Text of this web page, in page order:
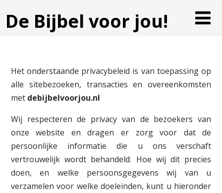
De Bijbel voor jou!
Het onderstaande privacybeleid is van toepassing op
alle sitebezoeken, transacties en overeenkomsten
met debijbelvoorjou.nl
Wij respecteren de privacy van de bezoekers van
onze website en dragen er zorg voor dat de
persoonlijke informatie die u ons verschaft
vertrouwelijk wordt behandeld. Hoe wij dit precies
doen, en welke persoonsgegevens wij van u
verzamelen voor welke doeleinden, kunt u hieronder